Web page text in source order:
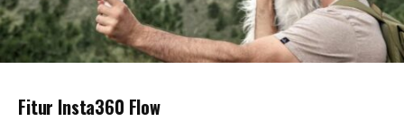
Fitur Insta360 Flow